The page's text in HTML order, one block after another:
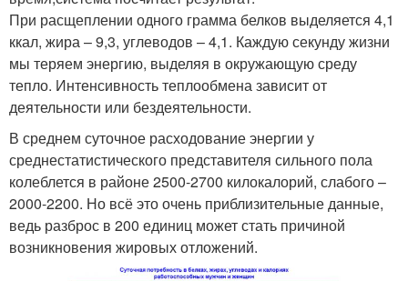
При расщеплении одного грамма белков выделяется 4,1
ккал, жира – 9,3, углеводов – 4,1. Каждую секунду жизни
мы теряем энергию, выделяя в окружающую среду
тепло. Интенсивность теплообмена зависит от
деятельности или бездеятельности.
В среднем суточное расходование энергии у
среднестатистического представителя сильного пола
колеблется в районе 2500-2700 килокалорий, слабого –
2000-2200. Но всё это очень приблизительные данные,
ведь разброс в 200 единиц может стать причиной
возникновения жировых отложений.